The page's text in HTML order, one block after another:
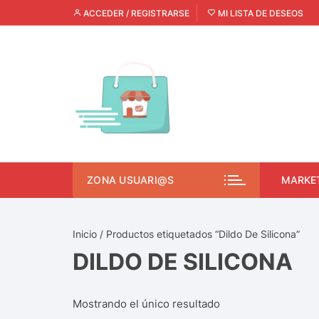
ACCEDER / REGISTRARSE MI LISTA DE DESEOS
ZONA USUARI@S
Inicio / Productos etiquetados “Dildo De Silicona”
DILDO DE SILICONA
Mostrando el único resultado